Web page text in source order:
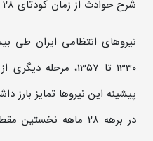
شرح حوادث از زمان كودتاي 28 مرداد تا انقلاب اسلامي است.
نیروهای انتظامی ایران
1330 تا 1357،
پیشینه این نیروها تمایز بارز
در برهه 28 ماهه